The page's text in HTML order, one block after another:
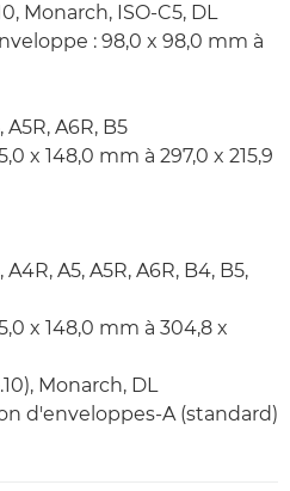
Monarch, ISO-C5, DL
: 98,0 x 98,0 mm à
A6R, B5
x 148,0 mm à 297,0 x 215,9
A5, A5R, A6R, B4, B5,
x 148,0 mm à 304,8 x
Monarch, DL
d'enveloppes-A (standard)